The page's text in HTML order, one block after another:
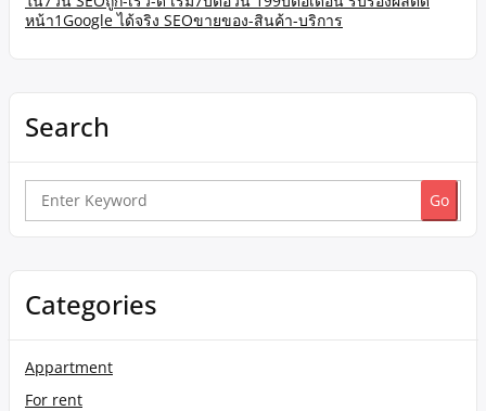
หน้า1Google ได้จริง SEOขายของ-สินค้า-บริการ
Search
Search
Categories
Appartment
For rent